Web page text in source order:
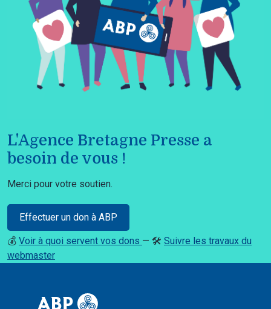
L'Agence Bretagne Presse a
besoin de vous !
Merci pour votre soutien.
Effectuer un don à ABP
💰 Voir à quoi servent vos dons — 🛠️ Suivre les travaux du
webmaster